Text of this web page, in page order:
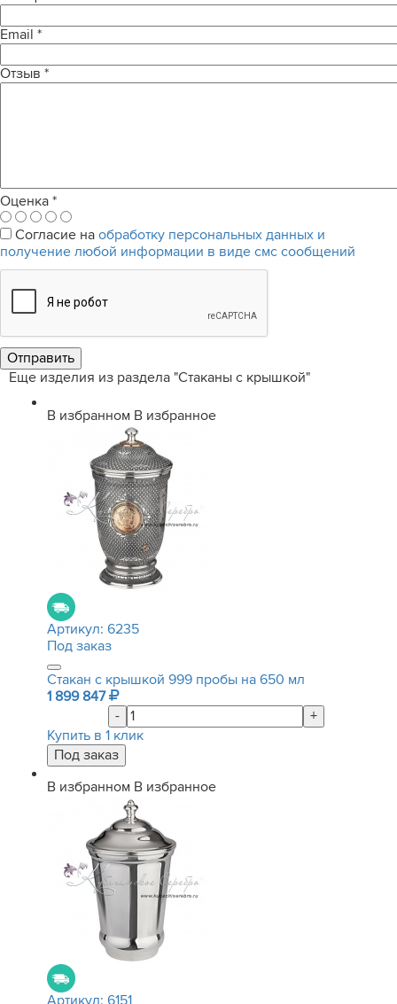
Email *
Отзыв *
Оценка *
Согласие на обработку персональных данных и
получение любой информации в виде смс сообщений
Еще изделия из раздела "Стаканы с крышкой"
В избранном В избранное
Артикул: 6235
Под заказ
Стакан с крышкой 999 пробы на 650 мл
1 899 847
-
+
Купить в 1 клик
В избранном В избранное
Артикул: 6151